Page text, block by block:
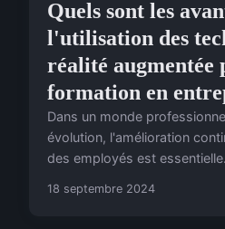
Quels sont les
l'utilisation des
réalité augmentée
formation en
Dans un monde
évolution, l'amélioration
des employés est
18 septembre 2024